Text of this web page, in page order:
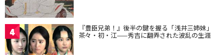
4 『豊臣兄弟！』後半の鍵を握る「浅井三姉妹」
茶々・初・江——秀吉に翻弄された波乱の生涯